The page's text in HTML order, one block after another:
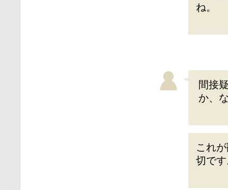
ね。
間接
か、
これ
切で